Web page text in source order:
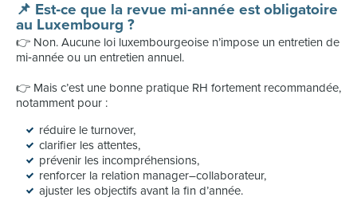
📌 Est‑ce que la revue mi-année est obligatoire
au Luxembourg ?
👉 Non. Aucune loi luxembourgeoise n’impose un entretien de
mi‑année ou un entretien annuel.
👉 Mais c’est une bonne pratique RH fortement recommandée,
notamment pour :
réduire le turnover,
clarifier les attentes,
prévenir les incompréhensions,
renforcer la relation manager–collaborateur,
ajuster les objectifs avant la fin d’année.